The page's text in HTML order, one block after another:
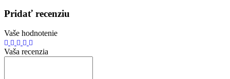
Pridať recenziu
Vaše hodnotenie
Vaša recenzia